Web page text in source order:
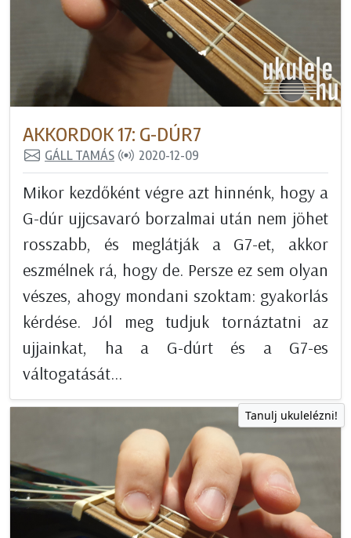
AKKORDOK 17: G-DÚR7
GÁLL TAMÁS 2020-12-09
Mikor kezdőként végre azt hinnénk, hogy a
G-dúr ujjcsavaró borzalmai után nem jöhet
rosszabb, és meglátják a G7-et, akkor
eszmélnek rá, hogy de. Persze ez sem olyan
vészes, ahogy mondani szoktam: gyakorlás
kérdése. Jól meg tudjuk tornáztatni az
ujjainkat, ha a G-dúrt és a G7-es
váltogatását...
Tanulj ukulelézni!